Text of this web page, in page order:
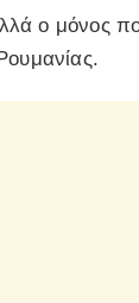
ο μόνος